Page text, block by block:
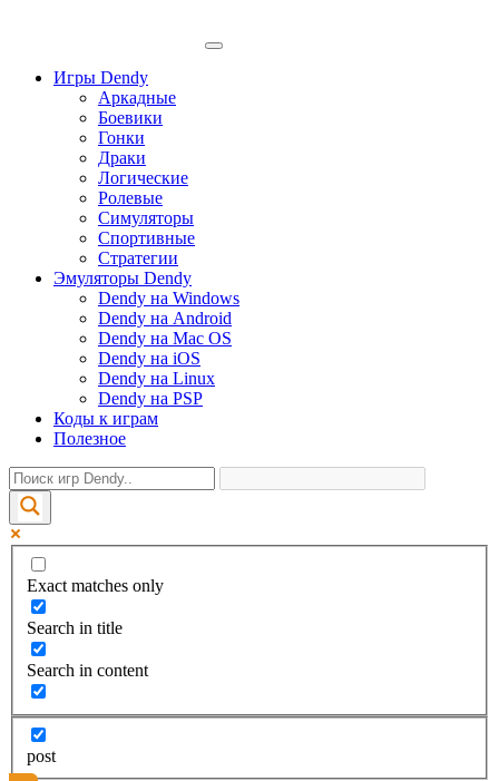
Игры Dendy
Аркадные
Боевики
Гонки
Драки
Логические
Ролевые
Симуляторы
Спортивные
Стратегии
Эмуляторы Dendy
Dendy на Windows
Dendy на Android
Dendy на Mac OS
Dendy на iOS
Dendy на Linux
Dendy на PSP
Коды к играм
Полезное
Exact matches only
Search in title
Search in content
post